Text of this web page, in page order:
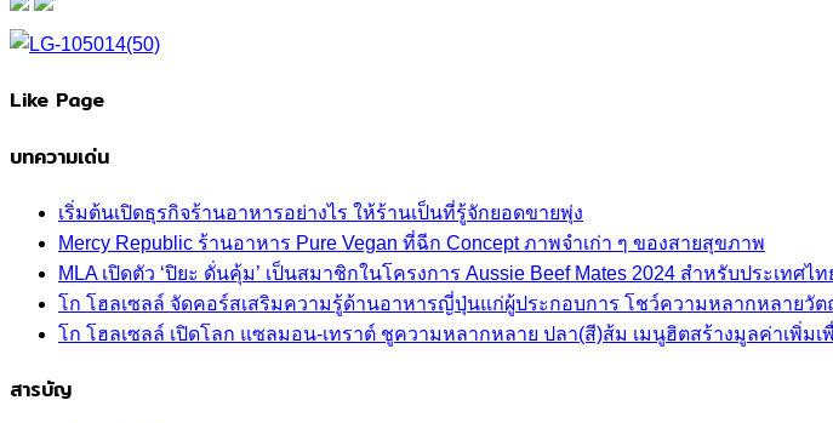
Like Page
บทความเด่น
เริ่มต้นเปิดธุรกิจร้านอาหารอย่างไร ให้ร้านเป็นที่รู้จักยอดขายพุ่ง
Mercy Republic ร้านอาหาร Pure Vegan ที่ฉีก Concept ภาพจำเก่า ๆ ของสายสุขภาพ
MLA เปิดตัว ‘ปิยะ ดั่นคุ้ม’ เป็นสมาชิกในโครงการ Aussie Beef Mates 2024 สำหรับประเทศไท
โก โฮลเซลล์ จัดคอร์สเสริมความรู้ด้านอาหารญี่ปุ่นแก่ผู้ประกอบการ โชว์ความหลากหลายวั
โก โฮลเซลล์ เปิดโลก แซลมอน-เทราต์ ชูความหลากหลาย ปลา(สี)ส้ม เมนูฮิตสร้างมูลค่าเพิ่ม
สารบัญ